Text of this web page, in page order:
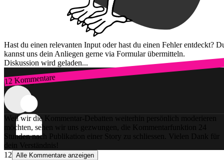
Hast du einen relevanten Input oder hast du einen Fehler entdeckt?
kannst uns dein Anliegen gerne via Formular übermitteln.
Diskussion wird geladen...
12 Kommentare
Zum Login
Weil wir die Kommentar-Debatten weiterhin persönlich moderieren
möchten, sehen wir uns gezwungen, die Kommentarfunktion 24
Stunden nach Publikation einer Story zu schliessen. Vielen Dank für
dein Verständnis!
12 Alle Kommentare anzeigen